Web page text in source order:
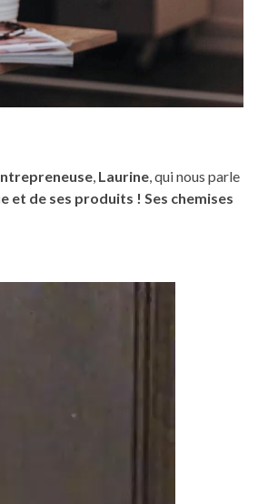
, Laurine, qui nous parle
et de ses produits ! Ses chemises